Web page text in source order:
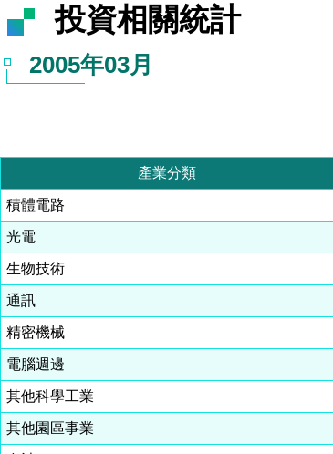
投資相關統計
2005年03月
產業分類
積體電路
光電
生物技術
通訊
精密機械
電腦週邊
其他科學工業
其他園區事業